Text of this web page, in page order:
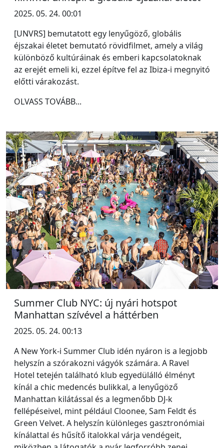
2025. 05. 24. 00:01
[UNVRS] bemutatott egy lenyűgöző, globális
éjszakai életet bemutató rövidfilmet, amely a világ
különböző kultúráinak és emberi kapcsolatoknak
az erejét emeli ki, ezzel építve fel az Ibiza-i megnyitó
előtti várakozást.
OLVASS TOVÁBB...
Summer Club NYC: új nyári hotspot
Manhattan szívével a háttérben
2025. 05. 24. 00:13
A New York-i Summer Club idén nyáron is a legjobb
helyszín a szórakozni vágyók számára. A Ravel
Hotel tetején található klub egyedülálló élményt
kínál a chic medencés bulikkal, a lenyűgöző
Manhattan kilátással és a legmenőbb DJ-k
fellépéseivel, mint például Cloonee, Sam Feldt és
Green Velvet. A helyszín különleges gasztronómiai
kínálattal és hűsítő italokkal várja vendégeit,